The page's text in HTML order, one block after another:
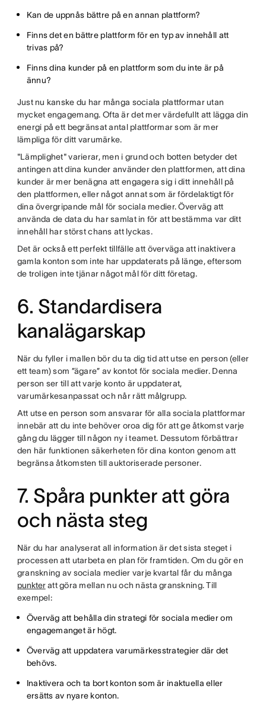
Kan de uppnås bättre på en annan plattform?
Finns det en bättre plattform för en typ av innehåll att
trivas på?
Finns dina kunder på en plattform som du inte är på
ännu?
Just nu kanske du har många sociala plattformar utan
mycket engagemang. Ofta är det mer värdefullt att lägga din
energi på ett begränsat antal plattformar som är mer
lämpliga för ditt varumärke.
"Lämplighet" varierar, men i grund och botten betyder det
antingen att dina kunder använder den plattformen, att dina
kunder är mer benägna att engagera sig i ditt innehåll på
den plattformen, eller något annat som är fördelaktigt för
dina övergripande mål för sociala medier. Överväg att
använda de data du har samlat in för att bestämma var ditt
innehåll har störst chans att lyckas.
Det är också ett perfekt tillfälle att överväga att inaktivera
gamla konton som inte har uppdaterats på länge, eftersom
de troligen inte tjänar något mål för ditt företag.
6. Standardisera
kanalägarskap
När du fyller i mallen bör du ta dig tid att utse en person (eller
ett team) som ”ägare” av kontot för sociala medier. Denna
person ser till att varje konto är uppdaterat,
varumärkesanpassat och når rätt målgrupp.
Att utse en person som ansvarar för alla sociala plattformar
innebär att du inte behöver oroa dig för att ge åtkomst varje
gång du lägger till någon ny i teamet. Dessutom förbättrar
den här funktionen säkerheten för dina konton genom att
begränsa åtkomsten till auktoriserade personer.
7. Spåra punkter att göra
och nästa steg
När du har analyserat all information är det sista steget i
processen att utarbeta en plan för framtiden. Om du gör en
granskning av sociala medier varje kvartal får du många
punkteratt göra mellan nu och nästa granskning. Till
exempel:
Överväg att behålla din strategi för sociala medier om
engagemanget är högt.
Överväg att uppdatera varumärkesstrategier där det
behövs.
Inaktivera och ta bort konton som är inaktuella eller
ersätts av nyare konton.